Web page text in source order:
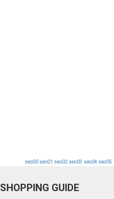
seo00 seo01 seo02 seo03 seo04 seo05
SHOPPING GUIDE